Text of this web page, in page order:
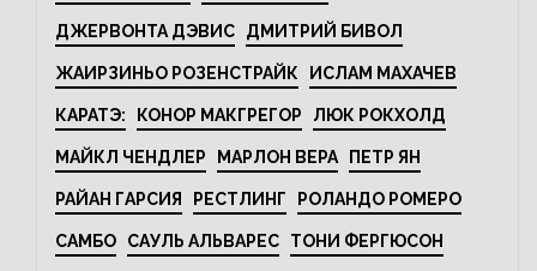
ДЖЕРВОНТА ДЭВИС ДМИТРИЙ БИВОЛ
ЖАИРЗИНЬО РОЗЕНСТРАЙК ИСЛАМ МАХАЧЕВ
КАРАТЭ: КОНОР МАКГРЕГОР ЛЮК РОКХОЛД
МАЙКЛ ЧЕНДЛЕР МАРЛОН ВЕРА ПЕТР ЯН
РАЙАН ГАРСИЯ РЕСТЛИНГ РОЛАНДО РОМЕРО
САМБО САУЛЬ АЛЬВАРЕС ТОНИ ФЕРГЮСОН